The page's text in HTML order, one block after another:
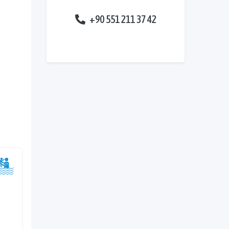
+90 551 211 37 42